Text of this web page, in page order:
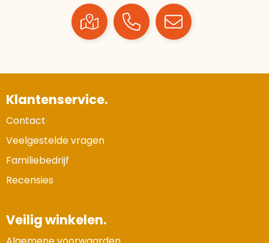
Klantenservice.
Contact
Veelgestelde vragen
Familiebedrijf
Recensies
Veilig winkelen.